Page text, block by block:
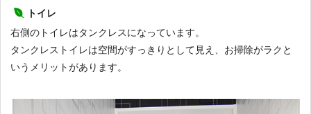
トイレ
右側のトイレはタンクレスになっています。
タンクレストイレは空間がすっきりとして見え、お掃除がラクと
いうメリットがあります。